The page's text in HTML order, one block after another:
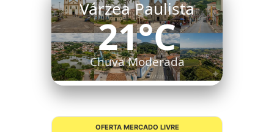
Várzea Paulista
21°C
Chuva Moderada
OFERTA MERCADO LIVRE